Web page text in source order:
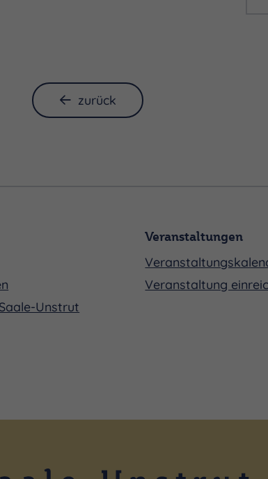
zurück
Unstrut
Veranstaltungen
Veranstaltung